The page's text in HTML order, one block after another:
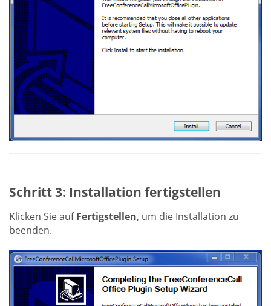
Schritt 3: Installation fertigstellen
Klicken Sie aufFertigstellen, um die Installation zu
beenden.